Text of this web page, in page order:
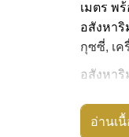
เมตร พ
อสังหาริ
กุซซี่, เค
อสังหาริ
The
สถานที่
อ่านเ